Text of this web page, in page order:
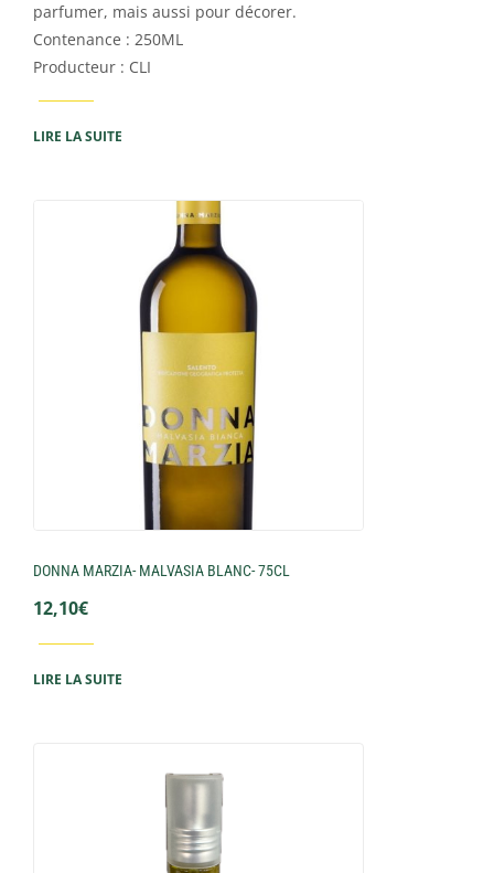
parfumer, mais aussi pour décorer.
Contenance : 250ML
Producteur : CLI
LIRE LA SUITE
DONNA MARZIA- MALVASIA BLANC- 75CL
12,10€
LIRE LA SUITE